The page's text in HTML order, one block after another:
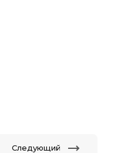
Следующий